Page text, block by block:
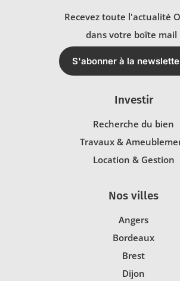
Recevez toute l'actualité
dans votre boîte mail
S'abonner à la
Investir
Recherche du bien
Travaux &
Location & Gestion
Nos villes
Angers
Bordeaux
Brest
Dijon